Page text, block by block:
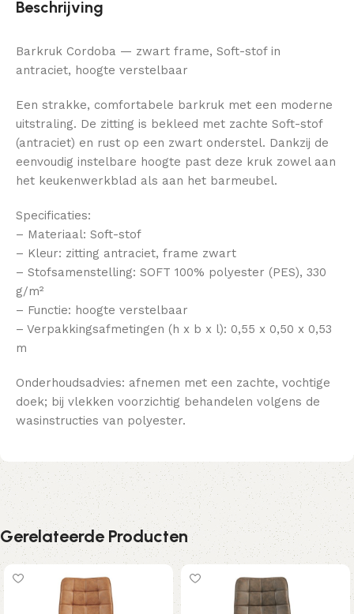
Beschrijving
Barkruk Cordoba — zwart frame, Soft-stof in
antraciet, hoogte verstelbaar
Een strakke, comfortabele barkruk met een moderne
uitstraling. De zitting is bekleed met zachte Soft-stof
(antraciet) en rust op een zwart onderstel. Dankzij de
eenvoudig instelbare hoogte past deze kruk zowel aan
het keukenwerkblad als aan het barmeubel.
Specificaties:
– Materiaal: Soft-stof
– Kleur: zitting antraciet, frame zwart
– Stofsamenstelling: SOFT 100% polyester (PES), 330
g/m²
– Functie: hoogte verstelbaar
– Verpakkingsafmetingen (h x b x l): 0,55 x 0,50 x 0,53
m
Onderhoudsadvies: afnemen met een zachte, vochtige
doek; bij vlekken voorzichtig behandelen volgens de
wasinstructies van polyester.
Gerelateerde Producten